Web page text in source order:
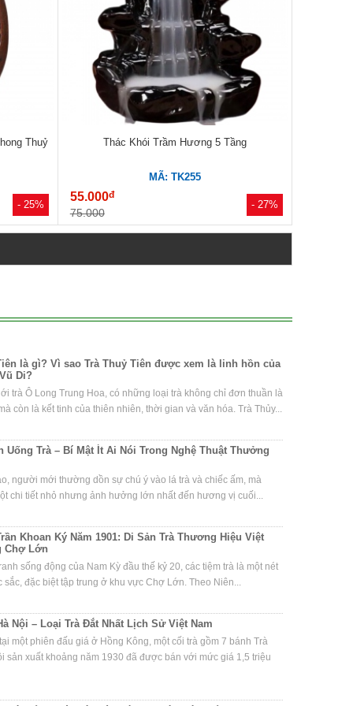
- 25%
Thuỷ
- 27%
Thác Khói Trầm Hương 5 Tầng
MÃ: TK255
55.000đ
75.000
là gì? Vì sao Trà Thuỷ Tiên được xem là linh hồn của
Di?
trà Ô Long Trung Hoa, có những loại trà không chỉ đơn thuần là
còn là kết tinh của thiên nhiên, thời gian và văn hóa. Trà Thủy...
Uống Trà – Bí Mật Ít Ai Nói Trong Nghệ Thuật Thưởng
người mới thường dồn sự chú ý vào lá trà và chiếc ấm, mà
chi tiết nhỏ nhưng ảnh hưởng lớn nhất đến hương vị cuối...
Khoan Ký Năm 1901: Di Sản Trà Thương Hiệu Việt
Chợ Lớn
sống động của Nam Kỳ đầu thế kỷ 20, các tiệm trà là một nét
sắc, đặc biệt tập trung ở khu vực Chợ Lớn. Theo Niên...
Nội – Loại Trà Đắt Nhất Lịch Sử Việt Nam
một phiên đấu giá ở Hồng Kông, một cối trà gồm 7 bánh Trà
sản xuất khoảng năm 1930 đã được bán với mức giá 1,5 triệu